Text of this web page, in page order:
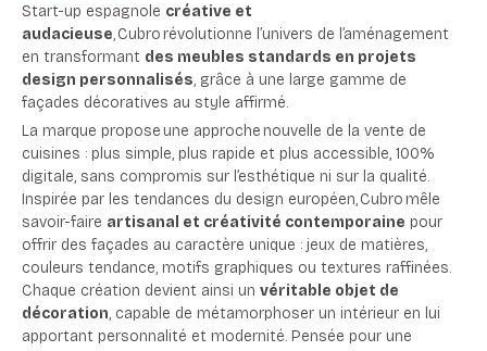
Start-up espagnole créative et
audacieuse, Cubro révolutionne l’univers de l’aménagement
en transformant des meubles standards en projets
design personnalisés, grâce à une large gamme de
façades décoratives au style affirmé.
La marque propose une approche nouvelle de la vente de
cuisines : plus simple, plus rapide et plus accessible, 100%
digitale, sans compromis sur l’esthétique ni sur la qualité.
Inspirée par les tendances du design européen, Cubro mêle
savoir-faire artisanal et créativité contemporaine pour
offrir des façades au caractère unique : jeux de matières,
couleurs tendance, motifs graphiques ou textures raffinées.
Chaque création devient ainsi un véritable objet de
décoration, capable de métamorphoser un intérieur en lui
apportant personnalité et modernité. Pensée pour une